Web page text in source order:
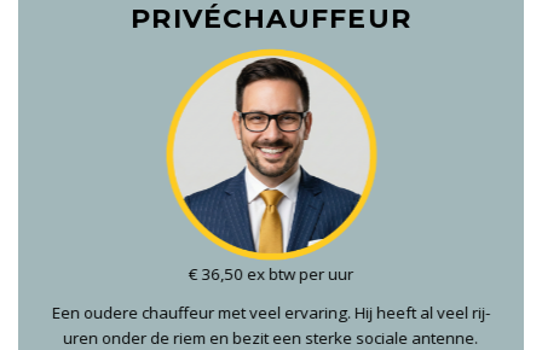
€ 36,50 ex btw per uur
Een oudere chauffeur met veel ervaring. Hij heeft al veel rij-
uren onder de riem en bezit een sterke sociale antenne.
PRIVÉCHAUFFEUR